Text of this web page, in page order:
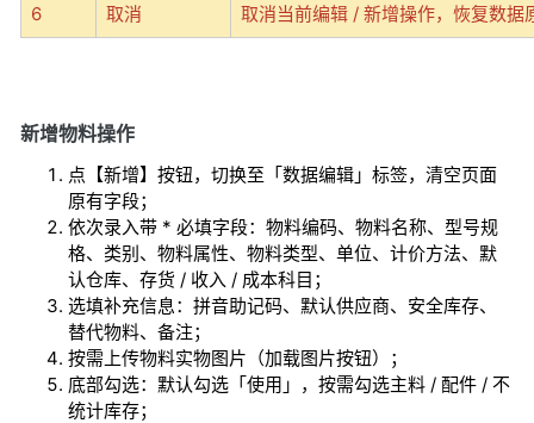
6 取消 取消当前编辑 / 新增操作，恢复数据
新增物料操作
点【新增】按钮，切换至「数据编辑」标签，清空页面
原有字段；
依次录入带 * 必填字段：物料编码、物料名称、型号规
格、类别、物料属性、物料类型、单位、计价方法、默
认仓库、存货 / 收入 / 成本科目；
选填补充信息：拼音助记码、默认供应商、安全库存、
替代物料、备注；
按需上传物料实物图片（加载图片按钮）；
底部勾选：默认勾选「使用」，按需勾选主料 / 配件 / 不
统计库存；